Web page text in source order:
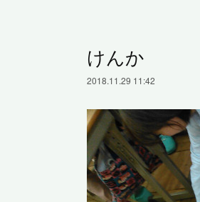
けんか
2018.11.29 11:42